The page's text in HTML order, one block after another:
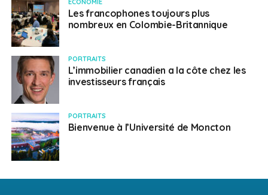
ECONOMIE
Les francophones toujours plus
nombreux en Colombie-Britannique
PORTRAITS
L’immobilier canadien a la côte chez les
investisseurs français
PORTRAITS
Bienvenue à l’Université de Moncton